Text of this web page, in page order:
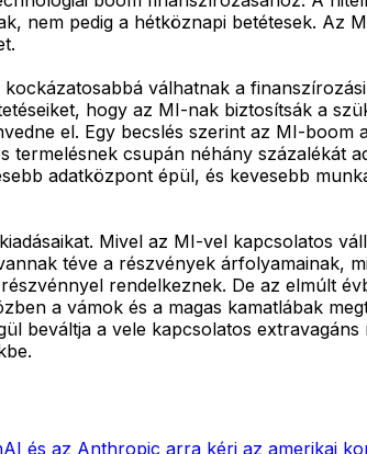
nem pedig a hétköznapi betétesek. Az
válhatnak a
hogy az MI-nak biztosítsák a
el. Egy becslés szerint az MI-boom
csupán néhány százalékát
adatközpont épül, és kevesebb
Mivel az MI-vel kapcsolatos
téve a részvények árfolyamainak,
rendelkeznek. De az elmúlt
a vámok és a magas kamatlábak
beváltja a vele kapcsolatos
és az Anthropic arra kéri az amerikai